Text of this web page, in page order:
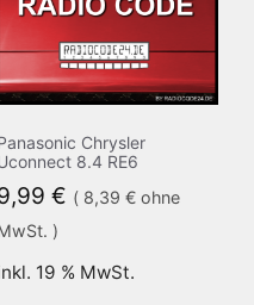
Chrysler
8.4 RE6
€ ( 8,39 €ohne
)
19 % MwSt.